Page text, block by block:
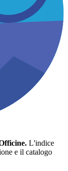
L'indice
e il catalogo